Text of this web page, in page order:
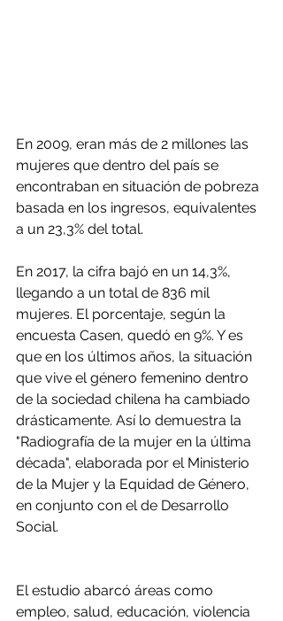
En 2009, eran más de 2 millones las
mujeres que dentro del país se
encontraban en situación de pobreza
basada en los ingresos, equivalentes
a un 23,3% del total.
En 2017, la cifra bajó en un 14,3%,
llegando a un total de 836 mil
mujeres. El porcentaje, según la
encuesta Casen, quedó en 9%. Y es
que en los últimos años, la situación
que vive el género femenino dentro
de la sociedad chilena ha cambiado
drásticamente. Así lo demuestra la
"Radiografía de la mujer en la última
década", elaborada por el Ministerio
de la Mujer y la Equidad de Género,
en conjunto con el de Desarrollo
Social.
El estudio abarcó áreas como
empleo, salud, educación, violencia